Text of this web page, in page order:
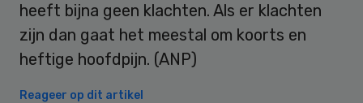
heeft bijna geen klachten. Als er klachten
zijn dan gaat het meestal om koorts en
heftige hoofdpijn. (ANP)
Reageer op dit artikel